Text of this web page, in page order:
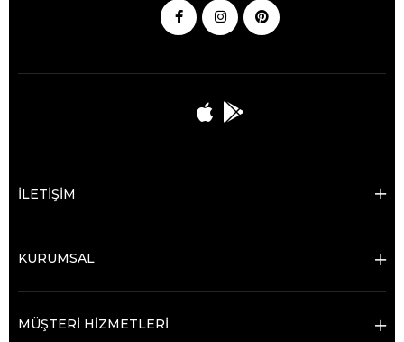
İLETİŞİM
KURUMSAL
MÜŞTERİ HİZMETLERİ